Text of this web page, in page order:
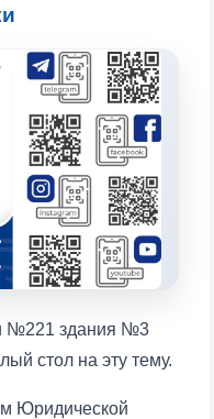
№221 здания №3
стол на эту тему.
Юридической
по
5. Стоимость обучения (2)
7. Колл-центр (4)
9. Квота (магистратура) (1)